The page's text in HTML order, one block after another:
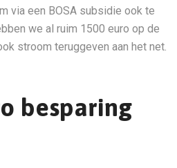
via een BOSA subsidie ook te
we al ruim 1500 euro op de
stroom teruggeven aan het net.
besparing